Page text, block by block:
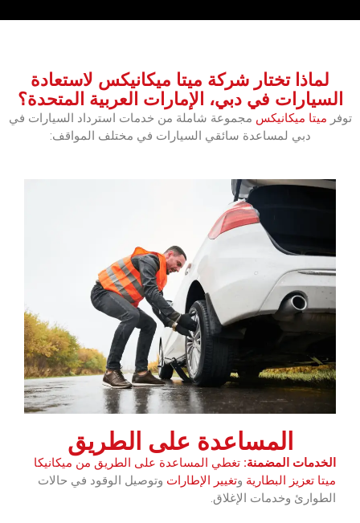
لماذا تختار شركة ميتا ميكانيكس لاستعادة
السيارات في دبي، الإمارات العربية المتحدة؟
توفر ميتا ميكانيكس مجموعة شاملة من خدمات استرداد السيارات في
دبي لمساعدة سائقي السيارات في مختلف المواقف:
المساعدة على الطريق
الخدمات المضمنة: تغطي المساعدة على الطريق من ميكانيكا
ميتا‏ تعزيز البطارية وتغيير الإطارات وتوصيل الوقود في حالات
الطوارئ وخدمات الإغلاق.